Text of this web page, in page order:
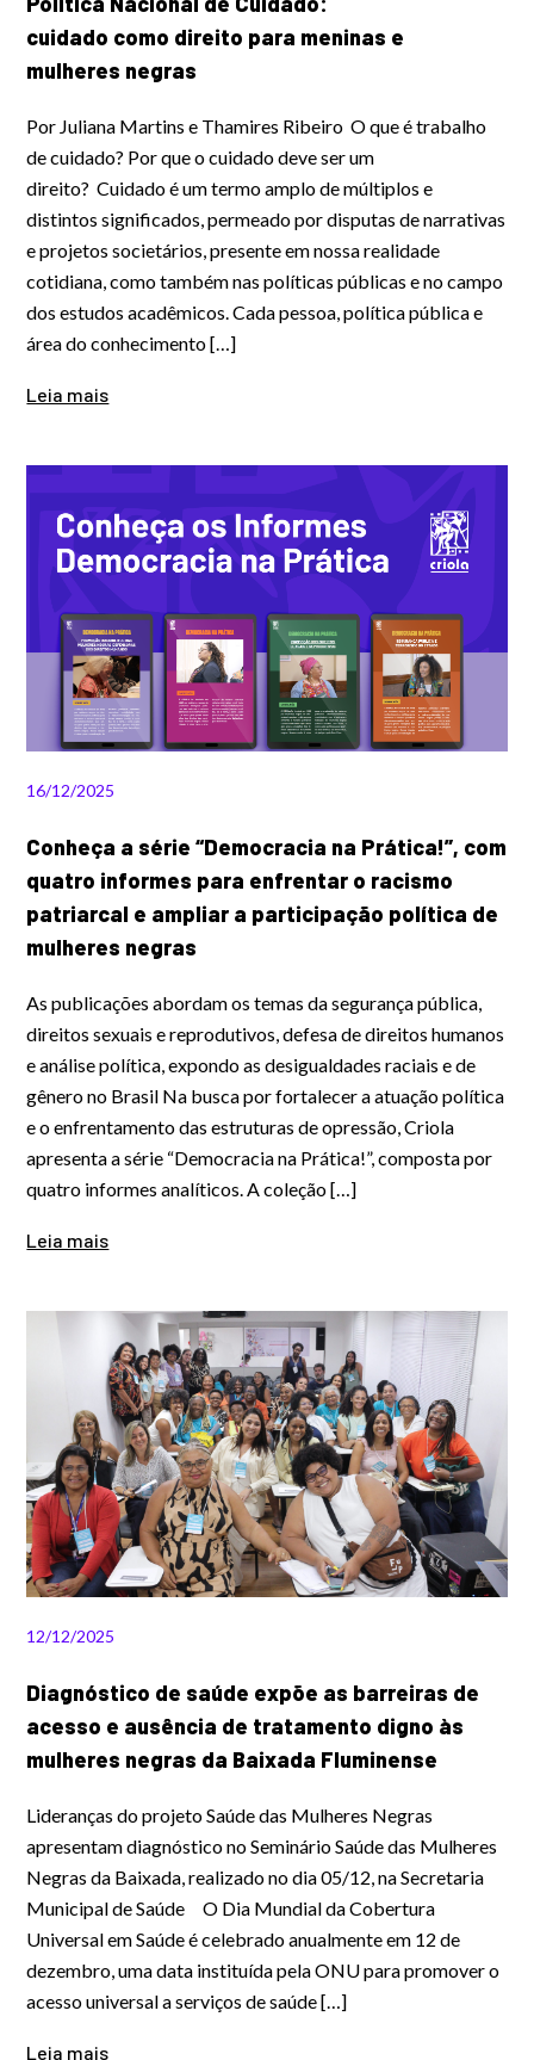
cuidado como direito para meninas e
mulheres negras
Por Juliana Martins e Thamires Ribeiro O que é trabalho
de cuidado? Por que o cuidado deve ser um
direito? Cuidado é um termo amplo de múltiplos e
distintos significados, permeado por disputas de narrativas
e projetos societários, presente em nossa realidade
cotidiana, como também nas políticas públicas e no campo
dos estudos acadêmicos. Cada pessoa, política pública e
área do conhecimento […]
Leia mais
16/12/2025
Conheça a série “Democracia na Prática!”, com
quatro informes para enfrentar o racismo
patriarcal e ampliar a participação política de
mulheres negras
As publicações abordam os temas da segurança pública,
direitos sexuais e reprodutivos, defesa de direitos humanos
e análise política, expondo as desigualdades raciais e de
gênero no Brasil Na busca por fortalecer a atuação política
e o enfrentamento das estruturas de opressão, Criola
apresenta a série “Democracia na Prática!”, composta por
quatro informes analíticos. A coleção […]
Leia mais
12/12/2025
Diagnóstico de saúde expõe as barreiras de
acesso e ausência de tratamento digno às
mulheres negras da Baixada Fluminense
Lideranças do projeto Saúde das Mulheres Negras
apresentam diagnóstico no Seminário Saúde das Mulheres
Negras da Baixada, realizado no dia 05/12, na Secretaria
Municipal de Saúde O Dia Mundial da Cobertura
Universal em Saúde é celebrado anualmente em 12 de
dezembro, uma data instituída pela ONU para promover o
acesso universal a serviços de saúde […]
Leia mais